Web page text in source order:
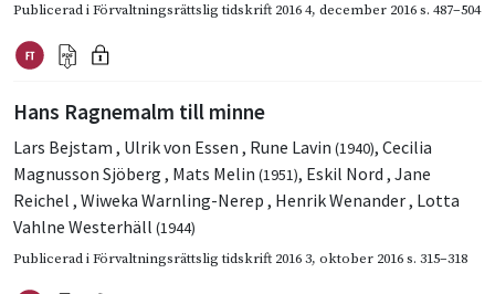
Publicerad iFörvaltningsrättslig tidskrift 2016 4, december 2016s. 487–504
Hans Ragnemalm till minne
Lars Bejstam , Ulrik von Essen , Rune Lavin (1940), Cecilia
Magnusson Sjöberg , Mats Melin (1951), Eskil Nord , Jane
Reichel , Wiweka Warnling-Nerep , Henrik Wenander, Lotta
Vahlne Westerhäll (1944)
Publicerad iFörvaltningsrättslig tidskrift 2016 3, oktober 2016s. 315–318